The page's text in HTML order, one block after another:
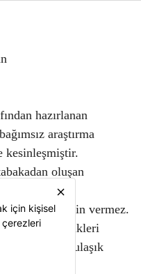
hazırlanan
araştırma
kesinleşmiştir.
oluşan
aşınmaya izin vermez.
Bu özellikleri
ve bulaşık
close
için kişisel
çerezleri